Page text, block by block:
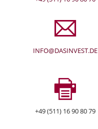
INFO@DASINVEST.DE
+49 (511) 16 90 80 79